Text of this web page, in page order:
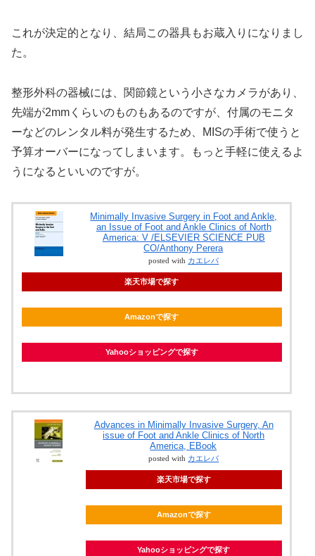
これが決定的となり、結局この器具もお蔵入りになりまし
た。
整形外科の器械には、関節鏡という小さなカメラがあり、
先端が2mmくらいのものもあるのですが、付属のモニタ
ーなどのレンタル料が発生するため、MISの手術で使うと
予算オーバーになってしまいます。もっと手軽に使えるよ
うになるといいのですが。
Minimally Invasive Surgery in Foot and Ankle,
an Issue of Foot and Ankle Clinics of North
America: V /ELSEVIER SCIENCE PUB
CO/Anthony Perera
posted with カエレバ
楽天市場で探す
Amazonで探す
Yahooショッピングで探す
Advances in Minimally Invasive Surgery, An
issue of Foot and Ankle Clinics of North
America, EBook
posted with カエレバ
楽天市場で探す
Amazonで探す
Yahooショッピングで探す